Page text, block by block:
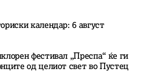
календар: 6 август
фестивал „Преспа“ ќе ги
од целиот свет во Пустец